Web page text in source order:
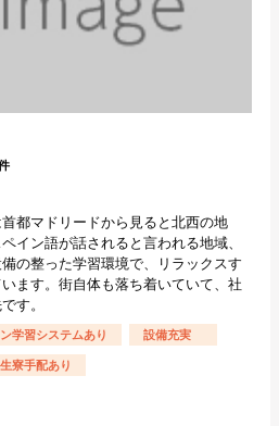
都マドリードから見ると北西の地
イン語が話されると言われる地域、
の整った学習環境で、リラックスす
ます。街自体も落ち着いていて、社
す。
学習システムあり 設備充実
寮手配あり